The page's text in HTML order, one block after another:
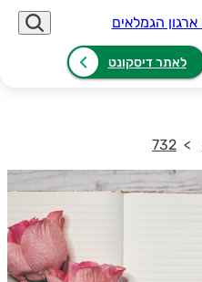
לאתר דיסקונט
732